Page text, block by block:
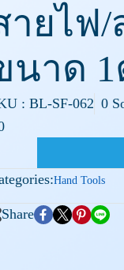
ายไฟ/
นาด
: BL-SF-062 0
Hand Tools
Share